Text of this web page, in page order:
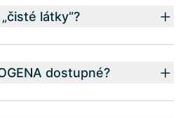
látky“?
dostupné?